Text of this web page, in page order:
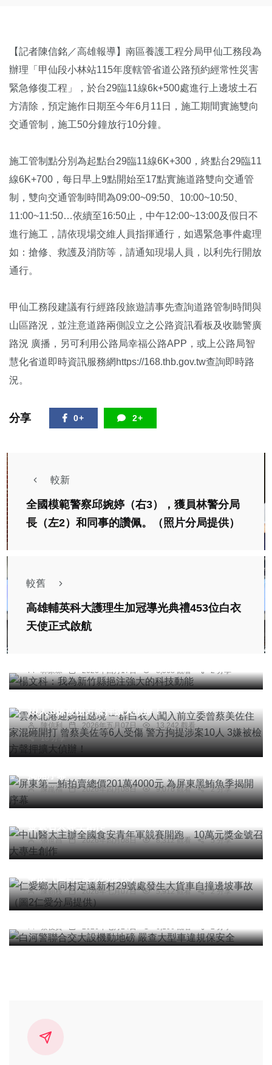
【記者陳信銘／高雄報導】南區養護工程分局甲仙工務段為
辦理「甲仙段小林站115年度轄管省道公路預約經常性災害
緊急修復工程」，於台29臨11線6k+500處進行上邊坡土石
方清除，預定施作日期至今年6月11日，施工期間實施雙向
交通管制，施工50分鐘放行10分鐘。
施工管制點分別為起點台29臨11線6K+300，終點台29臨11
線6K+700，每日早上9點開始至17點實施道路雙向交通管
制，雙向交通管制時間為09:00~09:50、10:00~10:50、
11:00~11:50…依續至16:50止，中午12:00~13:00及假日不
進行施工，請依現場交維人員指揮通行，如遇緊急事件處理
如：搶修、救護及消防等，請通知現場人員，以利先行開放
通行。
甲仙工務段建議有行經路段旅遊請事先查詢道路管制時間與
山區路況，並注意道路兩側設立之公路資訊看板及收聽警廣
路況 廣播，另可利用公路局幸福公路APP，或上公路局智
慧化省道即時資訊服務網https://168.thb.gov.tw查詢即時路
況。
分享 0+ 2+
較新
全國模範警察邱婉婷（右3），獲員林警分局
長（左2）和同事的讚佩。（照片分局提供）
較舊
高雄輔英科大護理生加冠導光典禮453位白衣
天使正式啟航
林家琛 2026年四月17日 8,568 觀看 2 分享
雲林北港迎媽祖遶境 一群白衣人闖入前立委曾蔡美
10人 3嫌被檢方聲押擴大偵辦！
陳信利 2026年五月07日
13,242 觀看
18 分享
綜合新聞
屏東第一鮪拍賣總價201萬4000元 為屏東黑鮪魚季
陳崑福 2026年四月08日 9,076 觀看 2 分享
社會 綜合新聞 健康
中山醫大主辦全國食安青年軍競賽開跑 10萬元獎
張世昌 2026年四月08日 8,312 觀看 5 分享
社會
仁愛鄉大同村定遠新村29號處發生大貨車自撞邊坡
陳朝枝 2026年七月07日 5,912 觀看 2 分享
社會 綜合新聞 健康 旅遊
白河警聯合交大設機動地磅 嚴查大型車違規保安全
蔡俊賢 2026年七月24日 6,196 觀看 2 分享